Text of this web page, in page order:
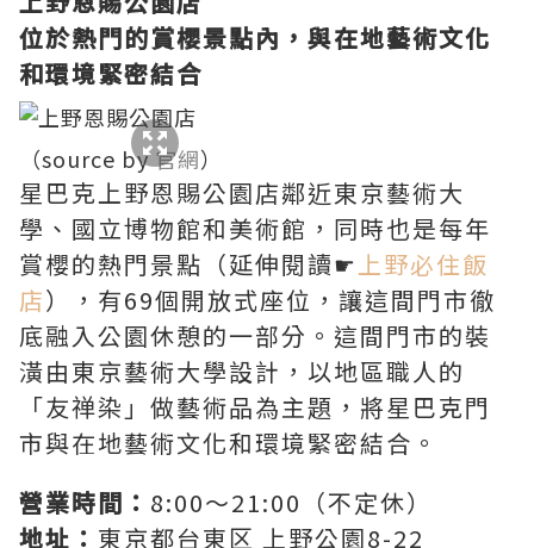
位於熱門的賞櫻景點內，與在地藝術文化
和環境緊密結合
（source by官網）
星巴克上野恩賜公園店鄰近東京藝術大
學、國立博物館和美術館，同時也是每年
賞櫻的熱門景點（延伸閱讀☛上野必住飯
店），有69個開放式座位，讓這間門市徹
底融入公園休憩的一部分。這間門市的裝
潢由東京藝術大學設計，以地區職人的
「友禅染」做藝術品為主題，將星巴克門
市與在地藝術文化和環境緊密結合。
營業時間： 8:00～21:00（不定休）
地址： 東京都台東区 上野公園8-22